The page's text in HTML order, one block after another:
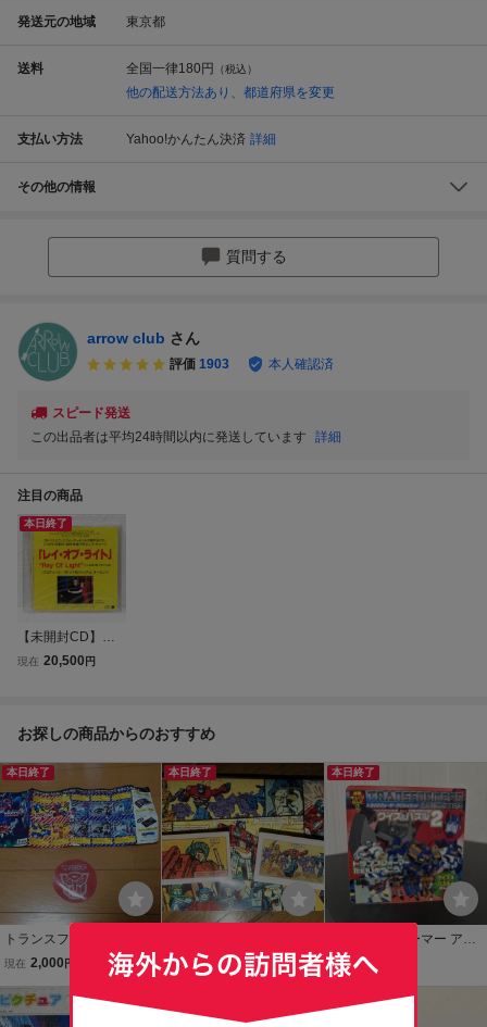
発送元の地域 東京都
送料 全国一律180円 （税込）
他の配送方法あり、都道府県を変更
支払い方法 Yahoo!かんたん決済 詳細
その他の情報
質問する
arrow club さん
評価 1903 本人確認済
スピード発送
この出品者は平均24時間以内に発送しています
詳細
注目の商品
本日終了
【未開封CD】マ
ドンナ ＆ ウィリ
ト ： 非売品 プロ
295
現在 20,500 円
お探しの商品からのおすすめ
本日終了
トランスフォーマー カタ
ログ 冊子 コースター タカ
現在 2,000 円
本日終了
ピンズ 2個セット 昭和レ
トロ
現在 500 円
本日終了
トランスフォーマー アニ
メイテッド クイズ&パズ
ル2 徳間キューブらんど
徳間書店 当時物 本
現在 1,300